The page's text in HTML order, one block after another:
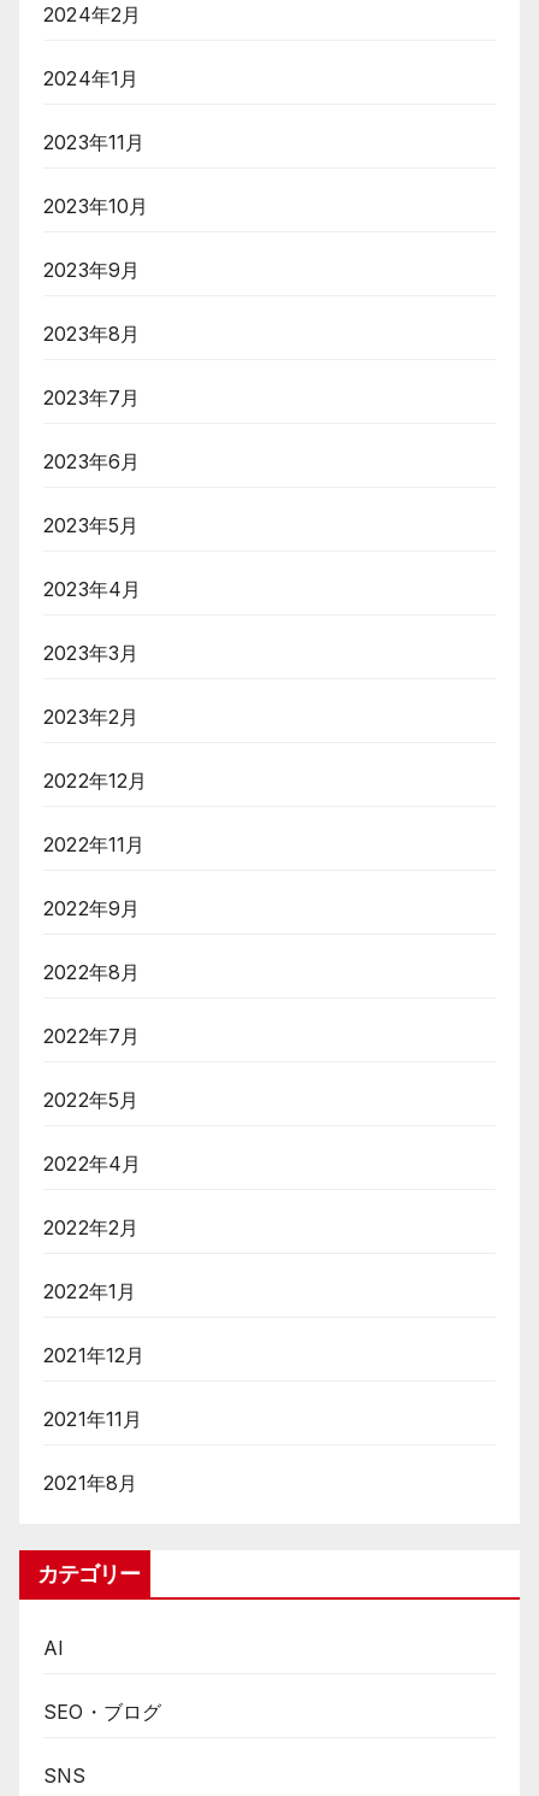
2024年2月
2024年1月
2023年11月
2023年10月
2023年9月
2023年8月
2023年7月
2023年6月
2023年5月
2023年4月
2023年3月
2023年2月
2022年12月
2022年11月
2022年9月
2022年8月
2022年7月
2022年5月
2022年4月
2022年2月
2022年1月
2021年12月
2021年11月
2021年8月
カテゴリー
AI
SEO・ブログ
SNS